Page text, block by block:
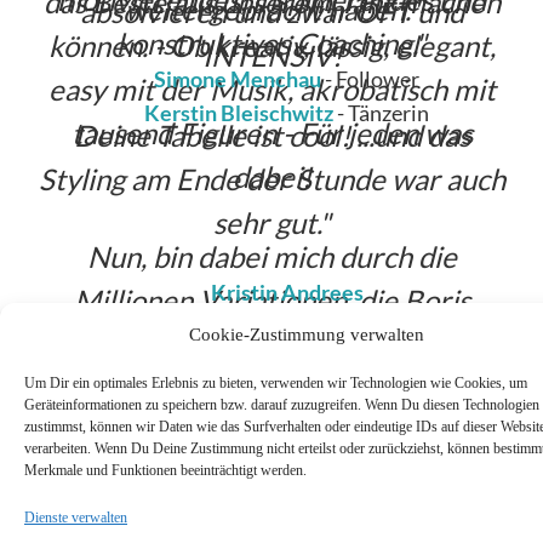
Cookie-Zustimmung verwalten
Um Dir ein optimales Erlebnis zu bieten, verwenden wir Technologien wie Cookies, um
Geräteinformationen zu speichern bzw. darauf zuzugreifen. Wenn Du diesen Technologien
zustimmst, können wir Daten wie das Surfverhalten oder eindeutige IDs auf dieser
verarbeiten. Wenn Du Deine Zustimmung nicht erteilst oder zurückziehst, können
Merkmale und Funktionen beeinträchtigt werden.
Dienste verwalten
konstruktives Coaching.
Kerstin Bleischwitz- Tänzerin
können. - Ob kreativ, lässig, elegant,
easy mit der Musik, akrobatisch mit
tausend Figuren - Für jeden was
dabei!
Nun, bin dabei mich durch die
Millionen Variationen, die Boris
erarbeitet und vernetzt hat, durch zu
tanzen.
Claudia M.- Irgendwie alles, Solo Jazz,
weitergebracht haben.
Simone Menchau- Follower
absolvieren und zwar OFT und
INTENSIV!
Deine Tabelle ist cool! ...und das
Styling am Ende der Stunde war auch
sehr gut.
Kristin Andrees